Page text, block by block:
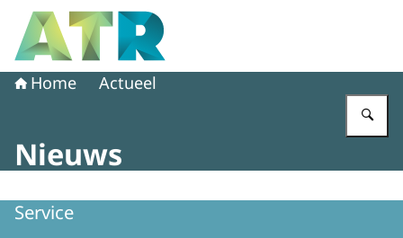
Naar de homepage van Adviescollege toetsing regeldruk
Home Actueel
Nieuws
Service